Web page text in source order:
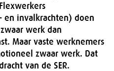
en invalkrachten) doen
werk dan
Maar vaste werknemers
zwaar werk. Dat
van de SER.